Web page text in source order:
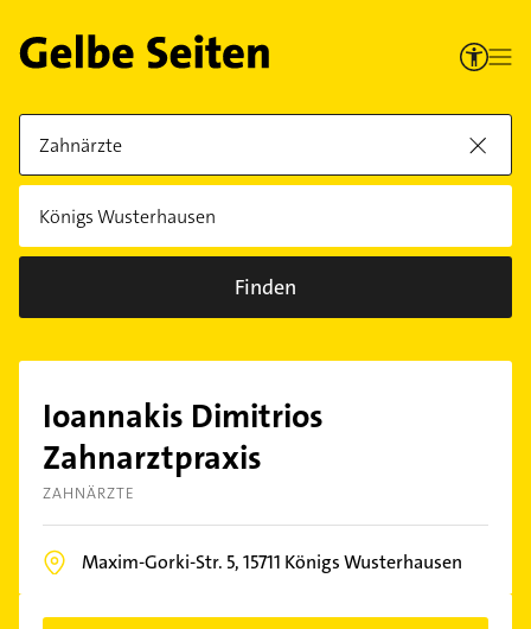
Finden
Ioannakis Dimitrios
Zahnarztpraxis
ZAHNÄRZTE
Maxim-Gorki-Str. 5,15711 Königs Wusterhausen